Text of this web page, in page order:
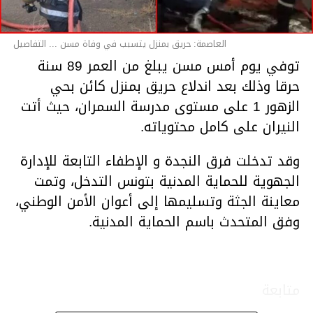
العاصمة: حريق بمنزل يتسبب في وفاة مسن ... التفاصيل
توفي يوم أمس مسن يبلغ من العمر 89 سنة
حرقا وذلك بعد اندلاع حريق بمنزل كائن بحي
الزهور 1 على مستوى مدرسة السمران، حيث أتت
النيران على كامل محتوياته.
وقد تدخلت فرق النجدة و الإطفاء التابعة للإدارة
الجهوية للحماية المدنية بتونس التدخل، وتمت
معاينة الجثة وتسليمها إلى أعوان الأمن الوطني،
وفق المتحدث باسم الحماية المدنية.